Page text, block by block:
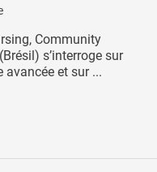
Community
s’interroge sur
avancée et sur ...